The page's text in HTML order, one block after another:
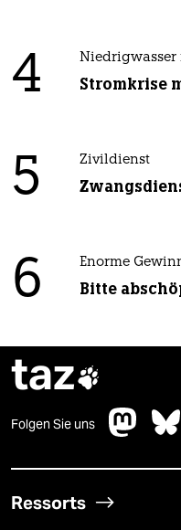
4 Niedrigwasser
Stromkrise
5 Zivildienst
6 Enorme
Bitte
taz
Folgen Sie uns
Ressorts